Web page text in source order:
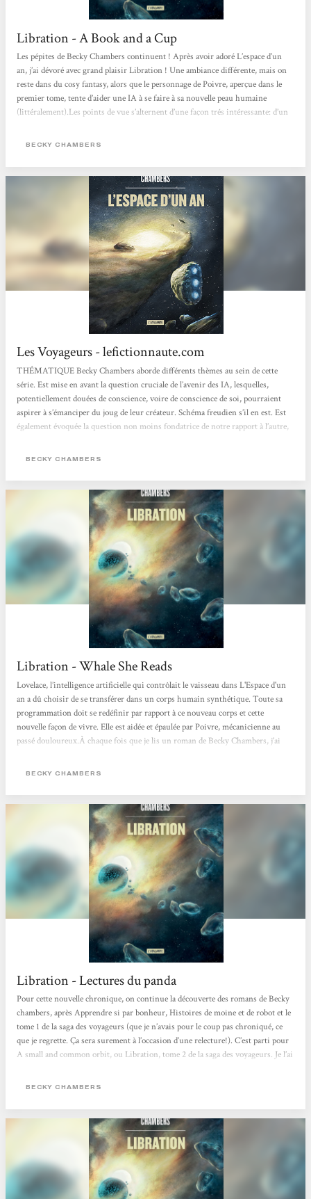
Libration - A Book and a Cup
Les pépites de Becky Chambers continuent ! Après avoir adoré L’espace d’un
an, j’ai dévoré avec grand plaisir Libration ! Une ambiance différente, mais on
reste dans du cosy fantasy, alors que le personnage de Poivre, aperçue dans le
premier tome, tente d’aider une IA à se faire à sa nouvelle peau humaine
(littéralement).Les points de vue s’alternent d’une façon trés intéressante: d’un
de Lovelace. À travers le temps, et malgré leurs...
BECKY CHAMBERS
Les Voyageurs - lefictionnaute.com
THÉMATIQUE Becky Chambers aborde différents thèmes au sein de cette
série. Est mise en avant la question cruciale de l’avenir des IA, lesquelles,
potentiellement douées de conscience, voire de conscience de soi, pourraient
aspirer à s’émanciper du joug de leur créateur. Schéma freudien s’il en est. Est
également évoquée la question non moins fondatrice de notre rapport à l’autre,
d’autres espèces intelligentes, les intells. Enfin se pose le délicat problème de...
BECKY CHAMBERS
Libration - Whale She Reads
Lovelace, l’intelligence artificielle qui contrôlait le vaisseau dans L'Espace d'un
an a dû choisir de se transférer dans un corps humain synthétique. Toute sa
programmation doit se redéfinir par rapport à ce nouveau corps et cette
nouvelle façon de vivre. Elle est aidée et épaulée par Poivre, mécanicienne au
passé douloureux.À chaque fois que je lis un roman de Becky Chambers, j’ai
lire plein de choses qui me font envie. Bon évidemment, ça ne se passe jamais
BECKY CHAMBERS
Libration - Lectures du panda
Pour cette nouvelle chronique, on continue la découverte des romans de Becky
chambers, après Apprendre si par bonheur, Histoires de moine et de robot et le
tome 1 de la saga des voyageurs (que je n’avais pour le coup pas chroniqué, ce
que je regrette. Ça sera surement à l’occasion d’une relecture!). C’est parti pour
A small and common orbit, ou Libration, tome 2 de la saga des voyageurs. Je l’ai
une édition classique et une très belle édition collector (qui me fait très très très
BECKY CHAMBERS